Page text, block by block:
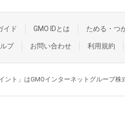
イド GMO IDとは ためる・つ
プ お問い合わせ 利用規約
イント」はGMOインターネットグループ